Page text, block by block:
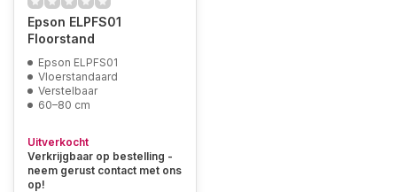
Epson ELPFS01
Floorstand
Epson ELPFS01
Vloerstandaard
Verstelbaar
60–80 cm
Uitverkocht
Verkrijgbaar op bestelling -
neem gerust contact met ons
op!